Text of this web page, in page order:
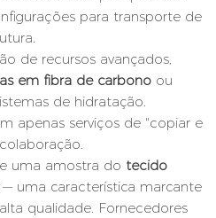
para transporte de
de recursos avançados,
em fibra de carbono ou
de hidratação.
apenas serviços de "copiar e
uma amostra do tecido
uma característica marcante
qualidade. Fornecedores